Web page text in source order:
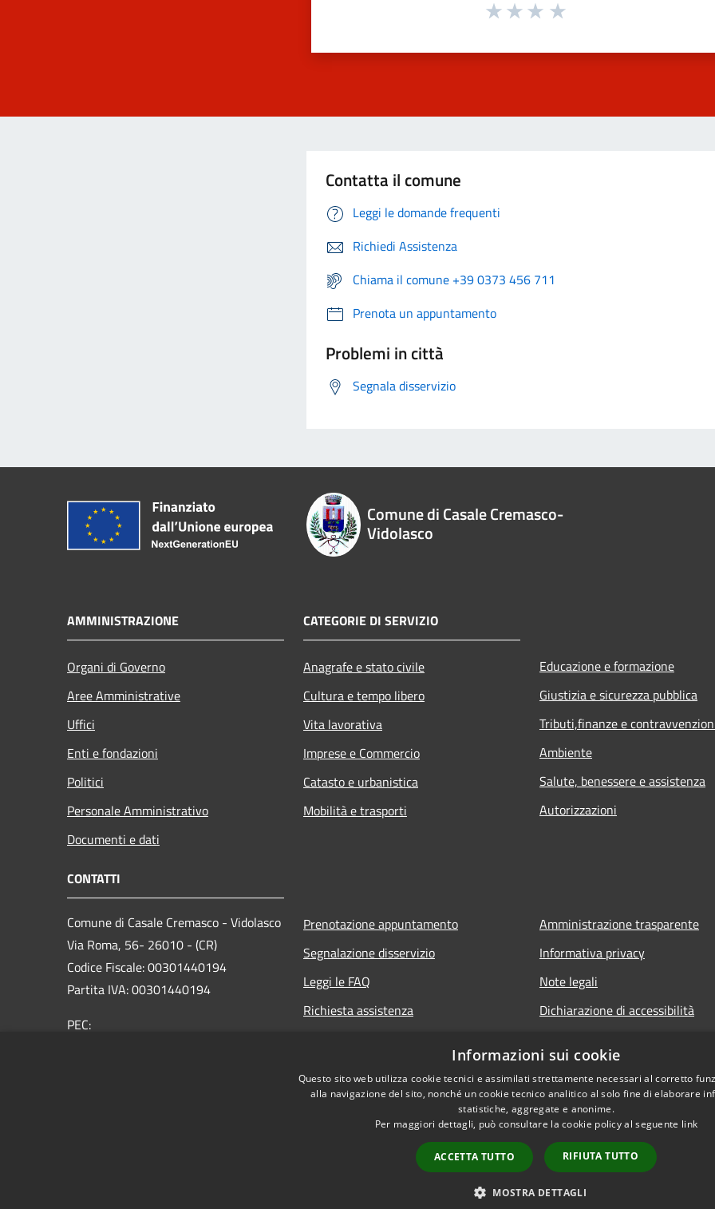
Contatta il comune
Leggi le domande frequenti
Richiedi Assistenza
Chiama il comune +39 0373 456 711
Prenota un appuntamento
Problemi in città
Segnala disservizio
Comune di Casale Cremasco-
Vidolasco
AMMINISTRAZIONE
Organi di Governo
Aree Amministrative
Uffici
Enti e fondazioni
Politici
Personale Amministrativo
Documenti e dati
CATEGORIE DI SERVIZIO
Anagrafe e stato civile
Cultura e tempo libero
Vita lavorativa
Imprese e Commercio
Catasto e urbanistica
Mobilità e trasporti
Educazione e formazione
Giustizia e sicurezza pubblica
Tributi,finanze e
Ambiente
Salute, benessere e assistenza
Autorizzazioni
CONTATTI
Comune di Casale Cremasco - Vidolasco
Via Roma, 56- 26010 - (CR)
Codice Fiscale: 00301440194
Partita IVA: 00301440194
PEC:
Prenotazione appuntamento
Segnalazione disservizio
Leggi le FAQ
Richiesta assistenza
Amministrazione trasparente
Informativa privacy
Note legali
Dichiarazione di accessibilità
Copyright © 2026 • Comune
Informazioni sui cookie
Questo sito web utilizza cookie tecnici e assimilati strettamente necessari al corretto
alla navigazione del sito, nonché un cookie tecnico analitico al solo fine di elaborare
statistiche, aggregate e anonime.
Per maggiori dettagli, può consultare la cookie policy al seguente link
ACCETTA TUTTO RIFIUTA TUTTO
MOSTRA DETTAGLI